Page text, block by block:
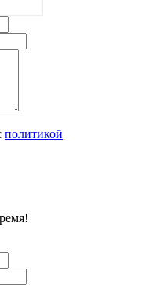
политикой